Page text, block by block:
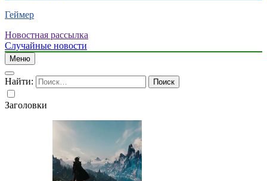
Геймер
Новостная рассылка
Случайные новости
Меню
Найти:
Заголовки